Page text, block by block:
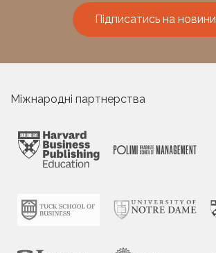
Підписатись на новини
Міжнародні партнерства